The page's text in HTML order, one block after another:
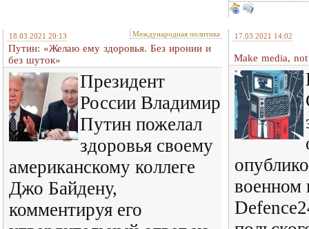
18.03.2021 20:13 Международная политика
Путин: «Желаю ему здоровья. Без иронии и
без шуток»
Президент
России Владимир
Путин пожелал
здоровья своему
американскому коллеге
Джо Байдену,
комментируя его
17.03.2021 14:02
Make media,
военном